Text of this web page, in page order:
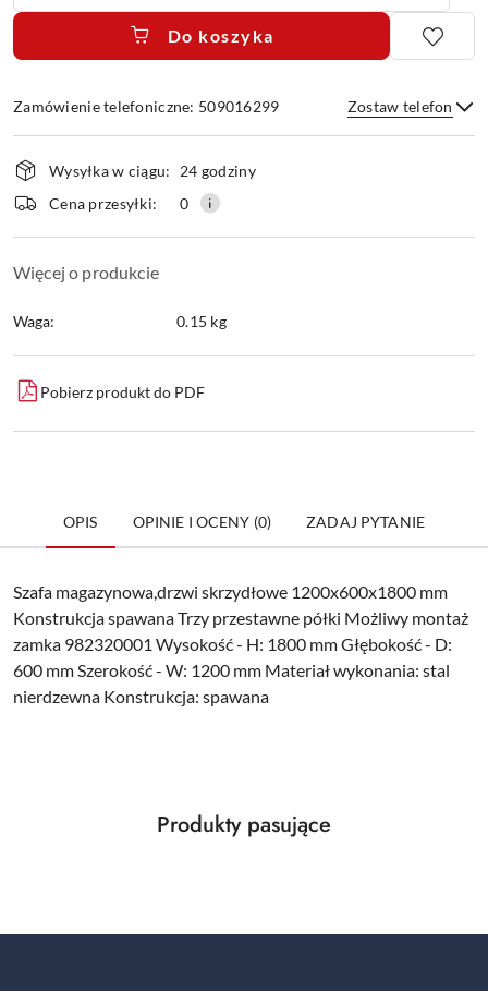
Do koszyka
Zamówienie telefoniczne: 509016299 Zostaw telefon
Wyślij
Dostępność
i
dostawa
Wysyłka w ciągu:
24 godziny
Cena przesyłki:
0
Więcej o produkcie
Waga: 0.15 kg
Pobierz produkt do PDF
OPIS OPINIE I OCENY (0) ZADAJ PYTANIE
Szafa magazynowa,drzwi skrzydłowe 1200x600x1800 mm
Konstrukcja spawana Trzy przestawne półki Możliwy montaż
zamka 982320001 Wysokość - H: 1800 mm Głębokość - D:
600 mm Szerokość - W: 1200 mm Materiał wykonania: stal
nierdzewna Konstrukcja: spawana
Pomiń karuzelę produktów
Produkty
Produkty pasujące